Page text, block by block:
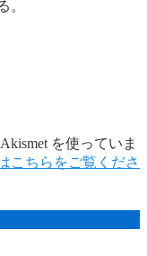
。
を使っていま
こちらをご覧くださ